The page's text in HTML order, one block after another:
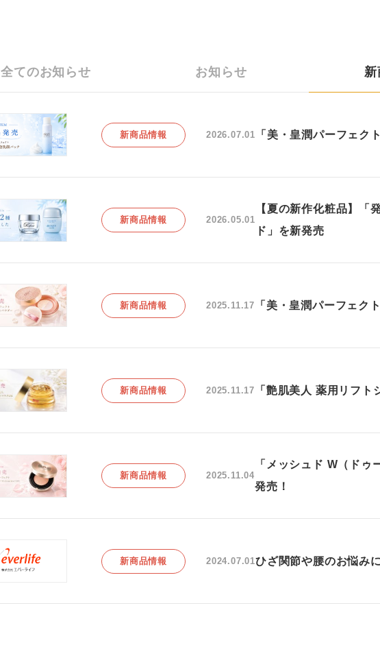
全てのお知らせ お知らせ 新
新商品情報 2026.07.01 「美・皇潤パーフェク
新商品情報 2026.05.01
【夏の新作化粧品】「
ド」を新発売
新商品情報 2025.11.17 「美・皇潤パーフェク
新商品情報 2025.11.17 「艶肌美人 薬用リフ
新商品情報 2025.11.04
「メッシュド W（ド
発売！
新商品情報 2024.07.01ひざ関節や腰のお悩み